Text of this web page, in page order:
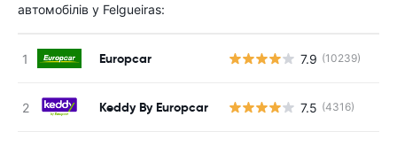
автомобілів у Felgueiras:
Europcar 7.9 (10239)
Keddy By Europcar 7.5 (4316)